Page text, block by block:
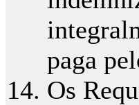
paga
Os